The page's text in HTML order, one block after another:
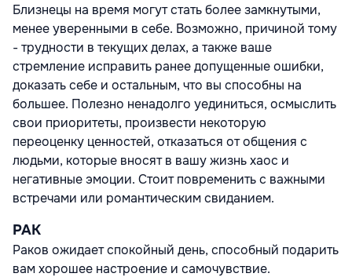
Близнецы на время могут стать более замкнутыми,
менее уверенными в себе. Возможно, причиной тому
- трудности в текущих делах, а также ваше
стремление исправить ранее допущенные ошибки,
доказать себе и остальным, что вы способны на
большее. Полезно ненадолго уединиться, осмыслить
свои приоритеты, произвести некоторую
переоценку ценностей, отказаться от общения с
людьми, которые вносят в вашу жизнь хаос и
негативные эмоции. Стоит повременить с важными
встречами или романтическим свиданием.
РАК
Раков ожидает спокойный день, способный подарить
вам хорошее настроение и самочувствие.